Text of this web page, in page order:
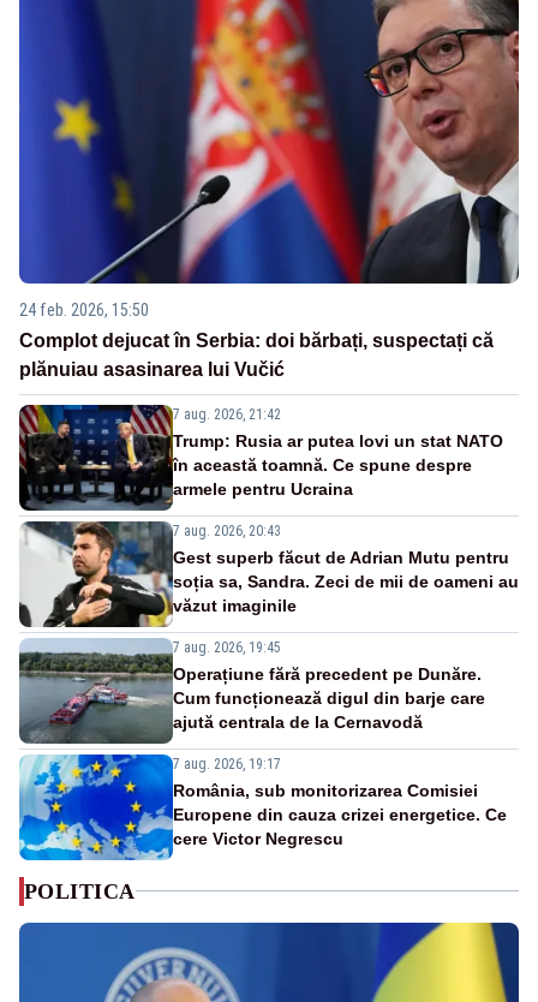
24 feb. 2026, 15:50
Complot dejucat în Serbia: doi bărbați, suspectați că
plănuiau asasinarea lui Vučić
7 aug. 2026, 21:42
Trump: Rusia ar putea lovi un stat NATO
în această toamnă. Ce spune despre
armele pentru Ucraina
7 aug. 2026, 20:43
Gest superb făcut de Adrian Mutu pentru
soția sa, Sandra. Zeci de mii de oameni au
văzut imaginile
7 aug. 2026, 19:45
Operațiune fără precedent pe Dunăre.
Cum funcționează digul din barje care
ajută centrala de la Cernavodă
7 aug. 2026, 19:17
România, sub monitorizarea Comisiei
Europene din cauza crizei energetice. Ce
cere Victor Negrescu
POLITICA